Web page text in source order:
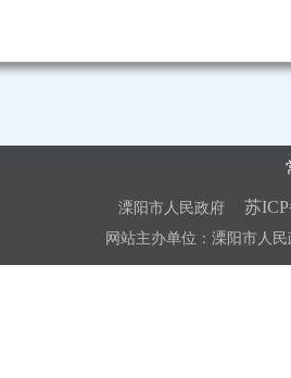
溧阳市人民政府 苏
网站主办单位：溧阳市人